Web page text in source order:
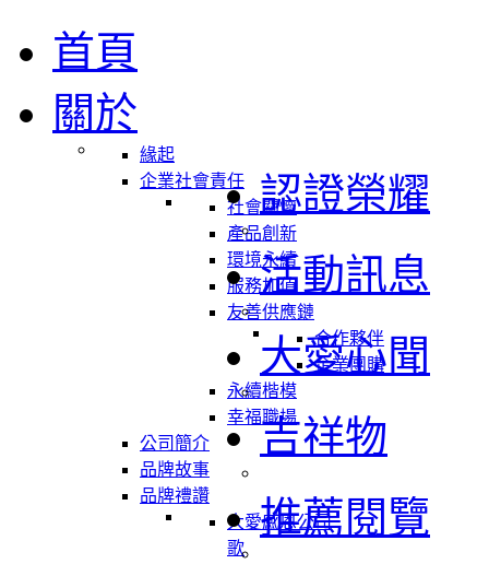
首頁
關於
緣起
企業社會責任
社會關懷
產品創新
環境永續
服務加值
友善供應鏈
合作夥伴
企業團購
永續楷模
幸福職場
公司簡介
品牌故事
品牌禮讚
大愛感恩公司
歌
認證榮耀
活動訊息
大愛心聞
吉祥物
推薦閱覽